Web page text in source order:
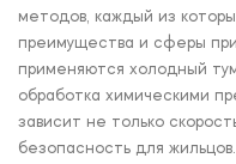
методов, каждый из
преимущества и сферы
применяются холодный
обработка химическими
зависит не только
безопасность для